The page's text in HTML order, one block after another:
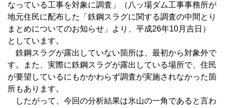
なっている工事を対象に調査」（八ッ場ダム工事事務所が
地元住民に配布した「鉄鋼スラグに関する調査の中間とり
まとめについてのお知らせ」より、平成26年10月吉日）
としています。
鉄鋼スラグが露出していない箇所は、最初から対象外で
す。また、実際に鉄鋼スラグが露出している場所で、住民
が要望しているにもかかわらず調査が実施されなかった箇
所もあります。
したがって、今回の分析結果は氷山の一角であると言わ